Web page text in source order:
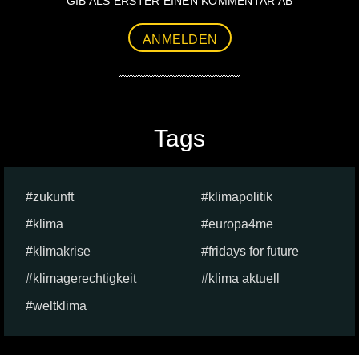
ANMELDEN
Tags
zukunft
klimapolitik
klima
europa4me
klimakrise
fridays for future
klimagerechtigkeit
klima aktuell
weltklima